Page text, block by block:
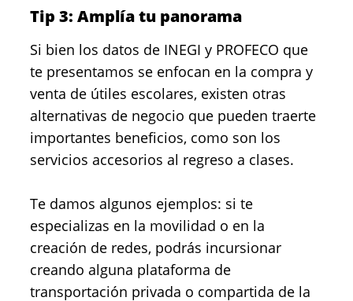
Tip 3: Amplía tu panorama
Si bien los datos de INEGI y PROFECO que
te presentamos se enfocan en la compra y
venta de útiles escolares, existen otras
alternativas de negocio que pueden traerte
importantes beneficios, como son los
servicios accesorios al regreso a clases.
Te damos algunos ejemplos: si te
especializas en la movilidad o en la
creación de redes, podrás incursionar
creando alguna plataforma de
transportación privada o compartida de la